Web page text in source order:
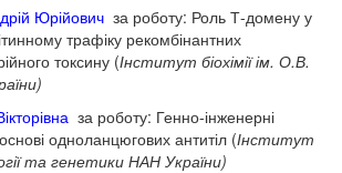
Юрійович за роботу: Роль Т-домену у
трафіку рекомбінантних
токсину (Інститут біохімії ім. О.В.
за роботу: Генно-інженерні
одноланцюгових антитіл (Інститут
та генетики НАН України)